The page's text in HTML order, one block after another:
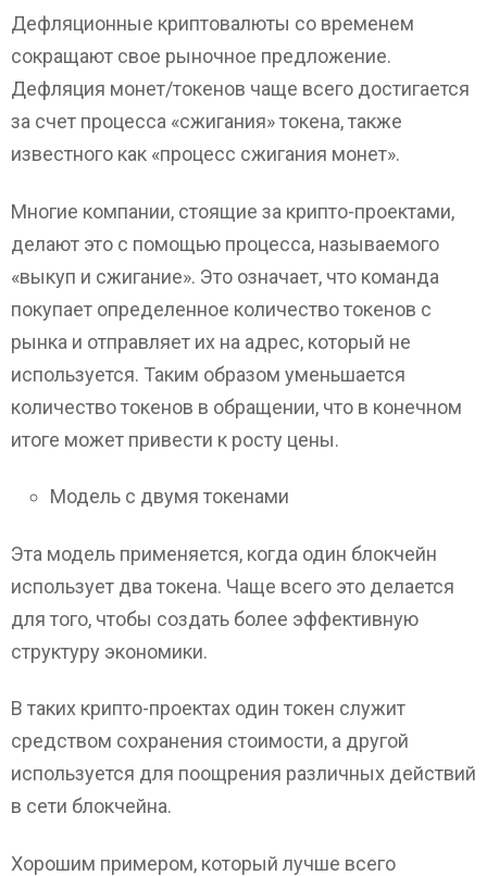
Дефляционные криптовалюты со временем
сокращают свое рыночное предложение.
Дефляция монет/токенов чаще всего достигается
за счет процесса «сжигания» токена, также
известного как «процесс сжигания монет».
Многие компании, стоящие за крипто-проектами,
делают это с помощью процесса, называемого
«выкуп и сжигание». Это означает, что команда
покупает определенное количество токенов с
рынка и отправляет их на адрес, который не
используется. Таким образом уменьшается
количество токенов в обращении, что в конечном
итоге может привести к росту цены.
Модель с двумя токенами
Эта модель применяется, когда один блокчейн
использует два токена. Чаще всего это делается
для того, чтобы создать более эффективную
структуру экономики.
В таких крипто-проектах один токен служит
средством сохранения стоимости, а другой
используется для поощрения различных действий
в сети блокчейна.
Хорошим примером, который лучше всего